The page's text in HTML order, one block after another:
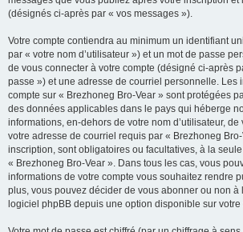
(désignés ci-après par « vos messages »).
Votre compte contiendra au minimum un identifiant
par « votre nom d’utilisateur ») et un mot de passe
de vous connecter à votre compte (désigné ci-après
passe ») et une adresse de courriel personnelle. Les
compte sur « Brezhoneg Bro-Vear » sont protégées
des données applicables dans le pays qui héberge
informations, en-dehors de votre nom d’utilisateur, de
votre adresse de courriel requis par « Brezhoneg
inscription, sont obligatoires ou facultatives, à la
« Brezhoneg Bro-Vear ». Dans tous les cas, vous
informations de votre compte vous souhaitez rendre
plus, vous pouvez décider de vous abonner ou non à
logiciel phpBB depuis une option disponible sur votre